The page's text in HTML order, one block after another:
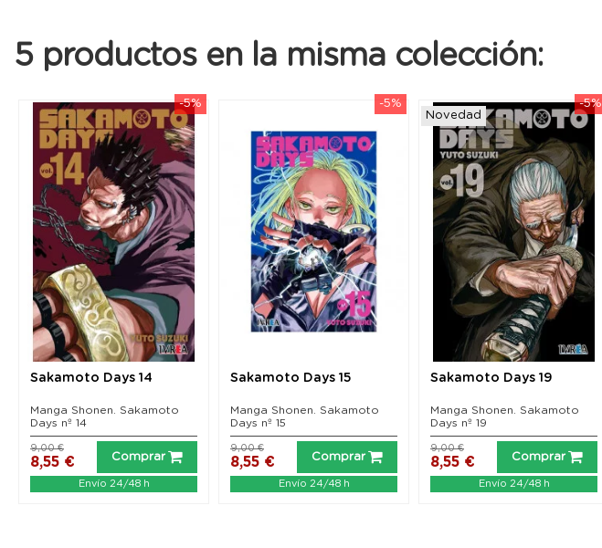
5 productos en la misma colección:
-5%
Sakamoto Days 14
Manga Shonen. Sakamoto
Days nº 14
8,55 €
9,00 €
Comprar
Envío 24/48 h
-5%
Sakamoto Days 15
Manga Shonen. Sakamoto
Days nº 15
8,55 €
9,00 €
Comprar
Envío 24/48 h
-5%
Novedad
Sakamoto Days 19
Manga Shonen. Sakamoto
Days nº 19
8,55 €
9,00 €
Comprar
Envío 24/48 h